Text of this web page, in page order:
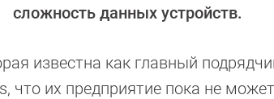
сложность данных устройств.
известна как главный
что их предприятие пока не